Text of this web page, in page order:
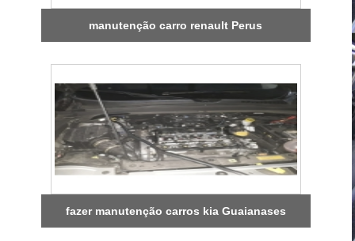
manutenção carro renault Perus
fazer manutenção carros kia Guaianases